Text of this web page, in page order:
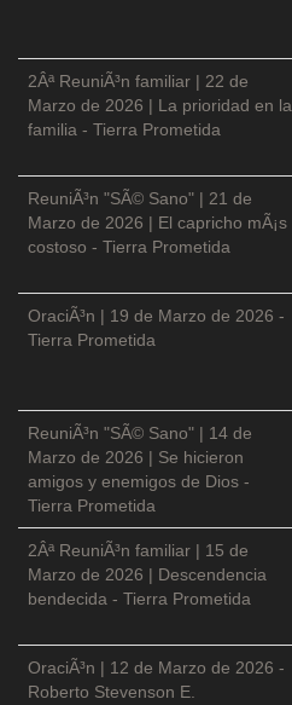
2Âª ReuniÃ³n familiar | 22 de
Marzo de 2026 | La prioridad en la
familia - Tierra Prometida
ReuniÃ³n "SÃ© Sano" | 21 de
Marzo de 2026 | El capricho mÃ¡s
costoso - Tierra Prometida
OraciÃ³n | 19 de Marzo de 2026 -
Tierra Prometida
ReuniÃ³n "SÃ© Sano" | 14 de
Marzo de 2026 | Se hicieron
amigos y enemigos de Dios -
Tierra Prometida
2Âª ReuniÃ³n familiar | 15 de
Marzo de 2026 | Descendencia
bendecida - Tierra Prometida
OraciÃ³n | 12 de Marzo de 2026 -
Roberto Stevenson E.